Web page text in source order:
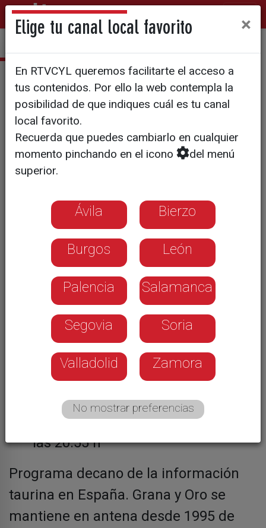
Grana y oro
Viernes, La 7 - 11:00 h y sábado a
las 12:45 h
Sábado, La 8 - 15:25 h y domingo a
las 20:55 h
Programa decano de la información
taurina en España. Grana y Oro se
mantiene en antena desde 1995 de
Elige tu canal local favorito ×
En RTVCYL queremos facilitarte el acceso a
tus contenidos. Por ello la web contempla la
posibilidad de que indiques cuál es tu canal
local favorito.
Recuerda que puedes cambiarlo en cualquier
momento pinchando en el icono
del menú
superior.
Ávila Bierzo
Burgos León
Palencia Salamanca
Segovia Soria
Valladolid Zamora
No mostrar preferencias